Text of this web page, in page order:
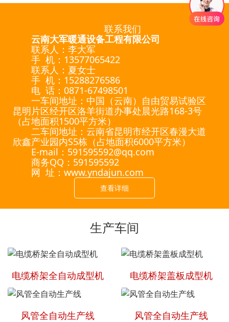
联系我们
云南大军暖通设备工程有限公司
联系人：李大军
手 机：13577065422
联系人：夏女士
手 机：15288276586
电 话：0871-67498501
一车间地址：中国（云南）自由贸易试验区
昆明片区经开区洛羊街道办事处晨光路168-3号
（占地面积1500平方米）
二车间地址：云南省昆明市经开区春漫大道
欣鑫产业园内S5栋（占地面积6000平方米）
E-mail：591595592@qq.com
商务QQ：591595592
网 址：www.yndajun.com
查看详细
生产车间
电缆桥架全自动成型机 电缆桥架盖板成型机
风管全自动生产线 风管全自动生产线